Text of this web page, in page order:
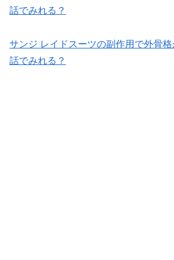
話でみれる？
サンジ レイドスーツの副作用で外骨
話でみれる？